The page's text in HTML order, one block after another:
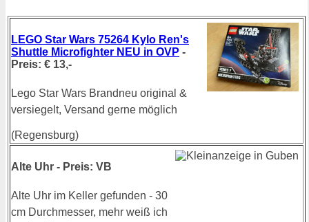
LEGO Star Wars 75264 Kylo Ren's
Shuttle Microfighter NEU in OVP -
Preis: € 13,-
Lego Star Wars Brandneu original &
versiegelt, Versand gerne möglich
(Regensburg)
Alte Uhr - Preis: VB
Alte Uhr im Keller gefunden - 30
cm Durchmesser, mehr weiß ich